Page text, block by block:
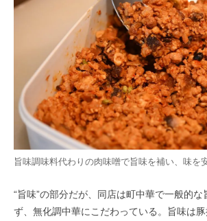
旨味調味料代わりの肉味噌で旨味を補い、味を
“旨味”の部分だが、同店は町中華で一般的
ず、無化調中華にこだわっている。旨味は豚